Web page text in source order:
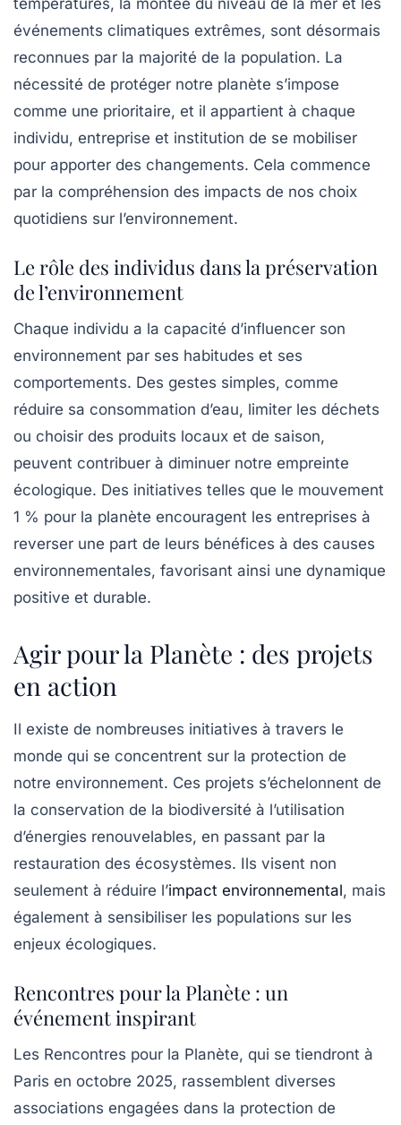
températures, la montée du niveau de la mer et les
événements climatiques extrêmes, sont désormais
reconnues par la majorité de la population. La
nécessité de protéger notre planète s’impose
comme une prioritaire, et il appartient à chaque
individu, entreprise et institution de se mobiliser
pour apporter des changements. Cela commence
par la compréhension des impacts de nos choix
quotidiens sur l’environnement.
Le rôle des individus dans la préservation
de l’environnement
Chaque individu a la capacité d’influencer son
environnement par ses habitudes et ses
comportements. Des gestes simples, comme
réduire sa consommation d’eau, limiter les déchets
ou choisir des produits locaux et de saison,
peuvent contribuer à diminuer notre empreinte
écologique. Des initiatives telles que le mouvement
1 % pour la planète encouragent les entreprises à
reverser une part de leurs bénéfices à des causes
environnementales, favorisant ainsi une dynamique
positive et durable.
Agir pour la Planète : des projets
en action
Il existe de nombreuses initiatives à travers le
monde qui se concentrent sur la protection de
notre environnement. Ces projets s’échelonnent de
la conservation de la biodiversité à l’utilisation
d’énergies renouvelables, en passant par la
restauration des écosystèmes. Ils visent non
seulement à réduire l’impact environnemental, mais
également à sensibiliser les populations sur les
enjeux écologiques.
Rencontres pour la Planète : un
événement inspirant
Les Rencontres pour la Planète, qui se tiendront à
Paris en octobre 2025, rassemblent diverses
associations engagées dans la protection de